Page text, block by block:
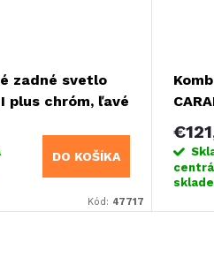
zadné svetlo
plus chróm, ľavé
DO KOŠÍKA
Kód: 47717
sklade